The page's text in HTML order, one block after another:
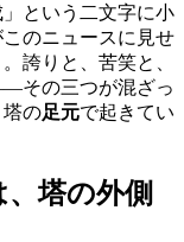
という二文字に小
のニュースに見せ
誇りと、苦笑と、
その三つが混ざっ
の足元で起きてい
塔の外側